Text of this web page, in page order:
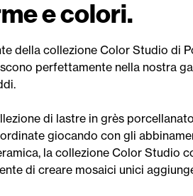
e colori.
della collezione Color Studio di
perfettamente nella nostra
di lastre in grès
giocando con gli
la collezione Color Studio
di creare mosaici unici